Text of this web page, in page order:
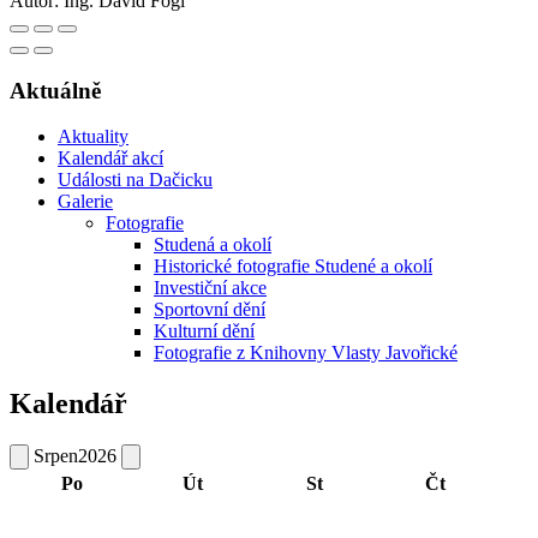
Aktuálně
Aktuality
Kalendář akcí
Události na Dačicku
Galerie
Fotografie
Studená a okolí
Historické fotografie Studené a okolí
Investiční akce
Sportovní dění
Kulturní dění
Fotografie z Knihovny Vlasty Javořické
Kalendář
Srpen2026
Po
Út St Čt